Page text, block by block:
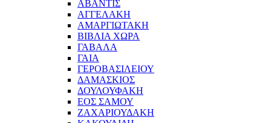
ΑΒΑΝΤΙΣ
ΑΓΓΕΛΑΚΗ
ΑΜΑΡΓΙΩΤΑΚΗ
ΒΙΒΛΙΑ ΧΩΡΑ
ΓΑΒΑΛΑ
ΓΑΙΑ
ΓΕΡΟΒΑΣΙΛΕΙΟΥ
ΔΑΜΑΣΚΙΟΣ
ΔΟΥΛΟΥΦΑΚΗ
ΕΟΣ ΣΑΜΟΥ
ΖΑΧΑΡΙΟΥΔΑΚΗ